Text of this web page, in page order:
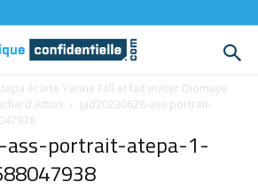
écarte Yacine Fall et fait inviter Diomaye
Attias
jad20230628-ass-portrait-
ass-portrait-atepa-1-